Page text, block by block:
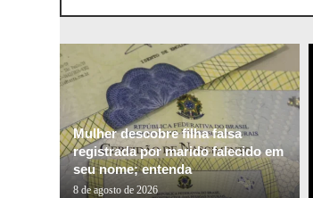
Mulher descobre filha falsa
registrada por marido falecido em
seu nome; entenda
8 de agosto de 2026